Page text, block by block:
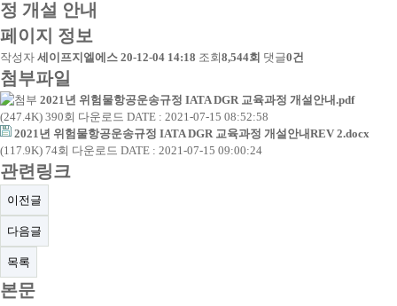
정 개설 안내
페이지 정보
작성자 세이프지엘에스 20-12-04 14:18 조회8,544회 댓글0건
첨부파일
2021년 위험물항공운송규정 IATA DGR 교육과정 개설안내.pdf
(247.4K) 390회 다운로드 DATE : 2021-07-15 08:52:58
2021년 위험물항공운송규정 IATA DGR 교육과정 개설안내REV 2.docx
(117.9K) 74회 다운로드 DATE : 2021-07-15 09:00:24
관련링크
이전글
다음글
목록
본문